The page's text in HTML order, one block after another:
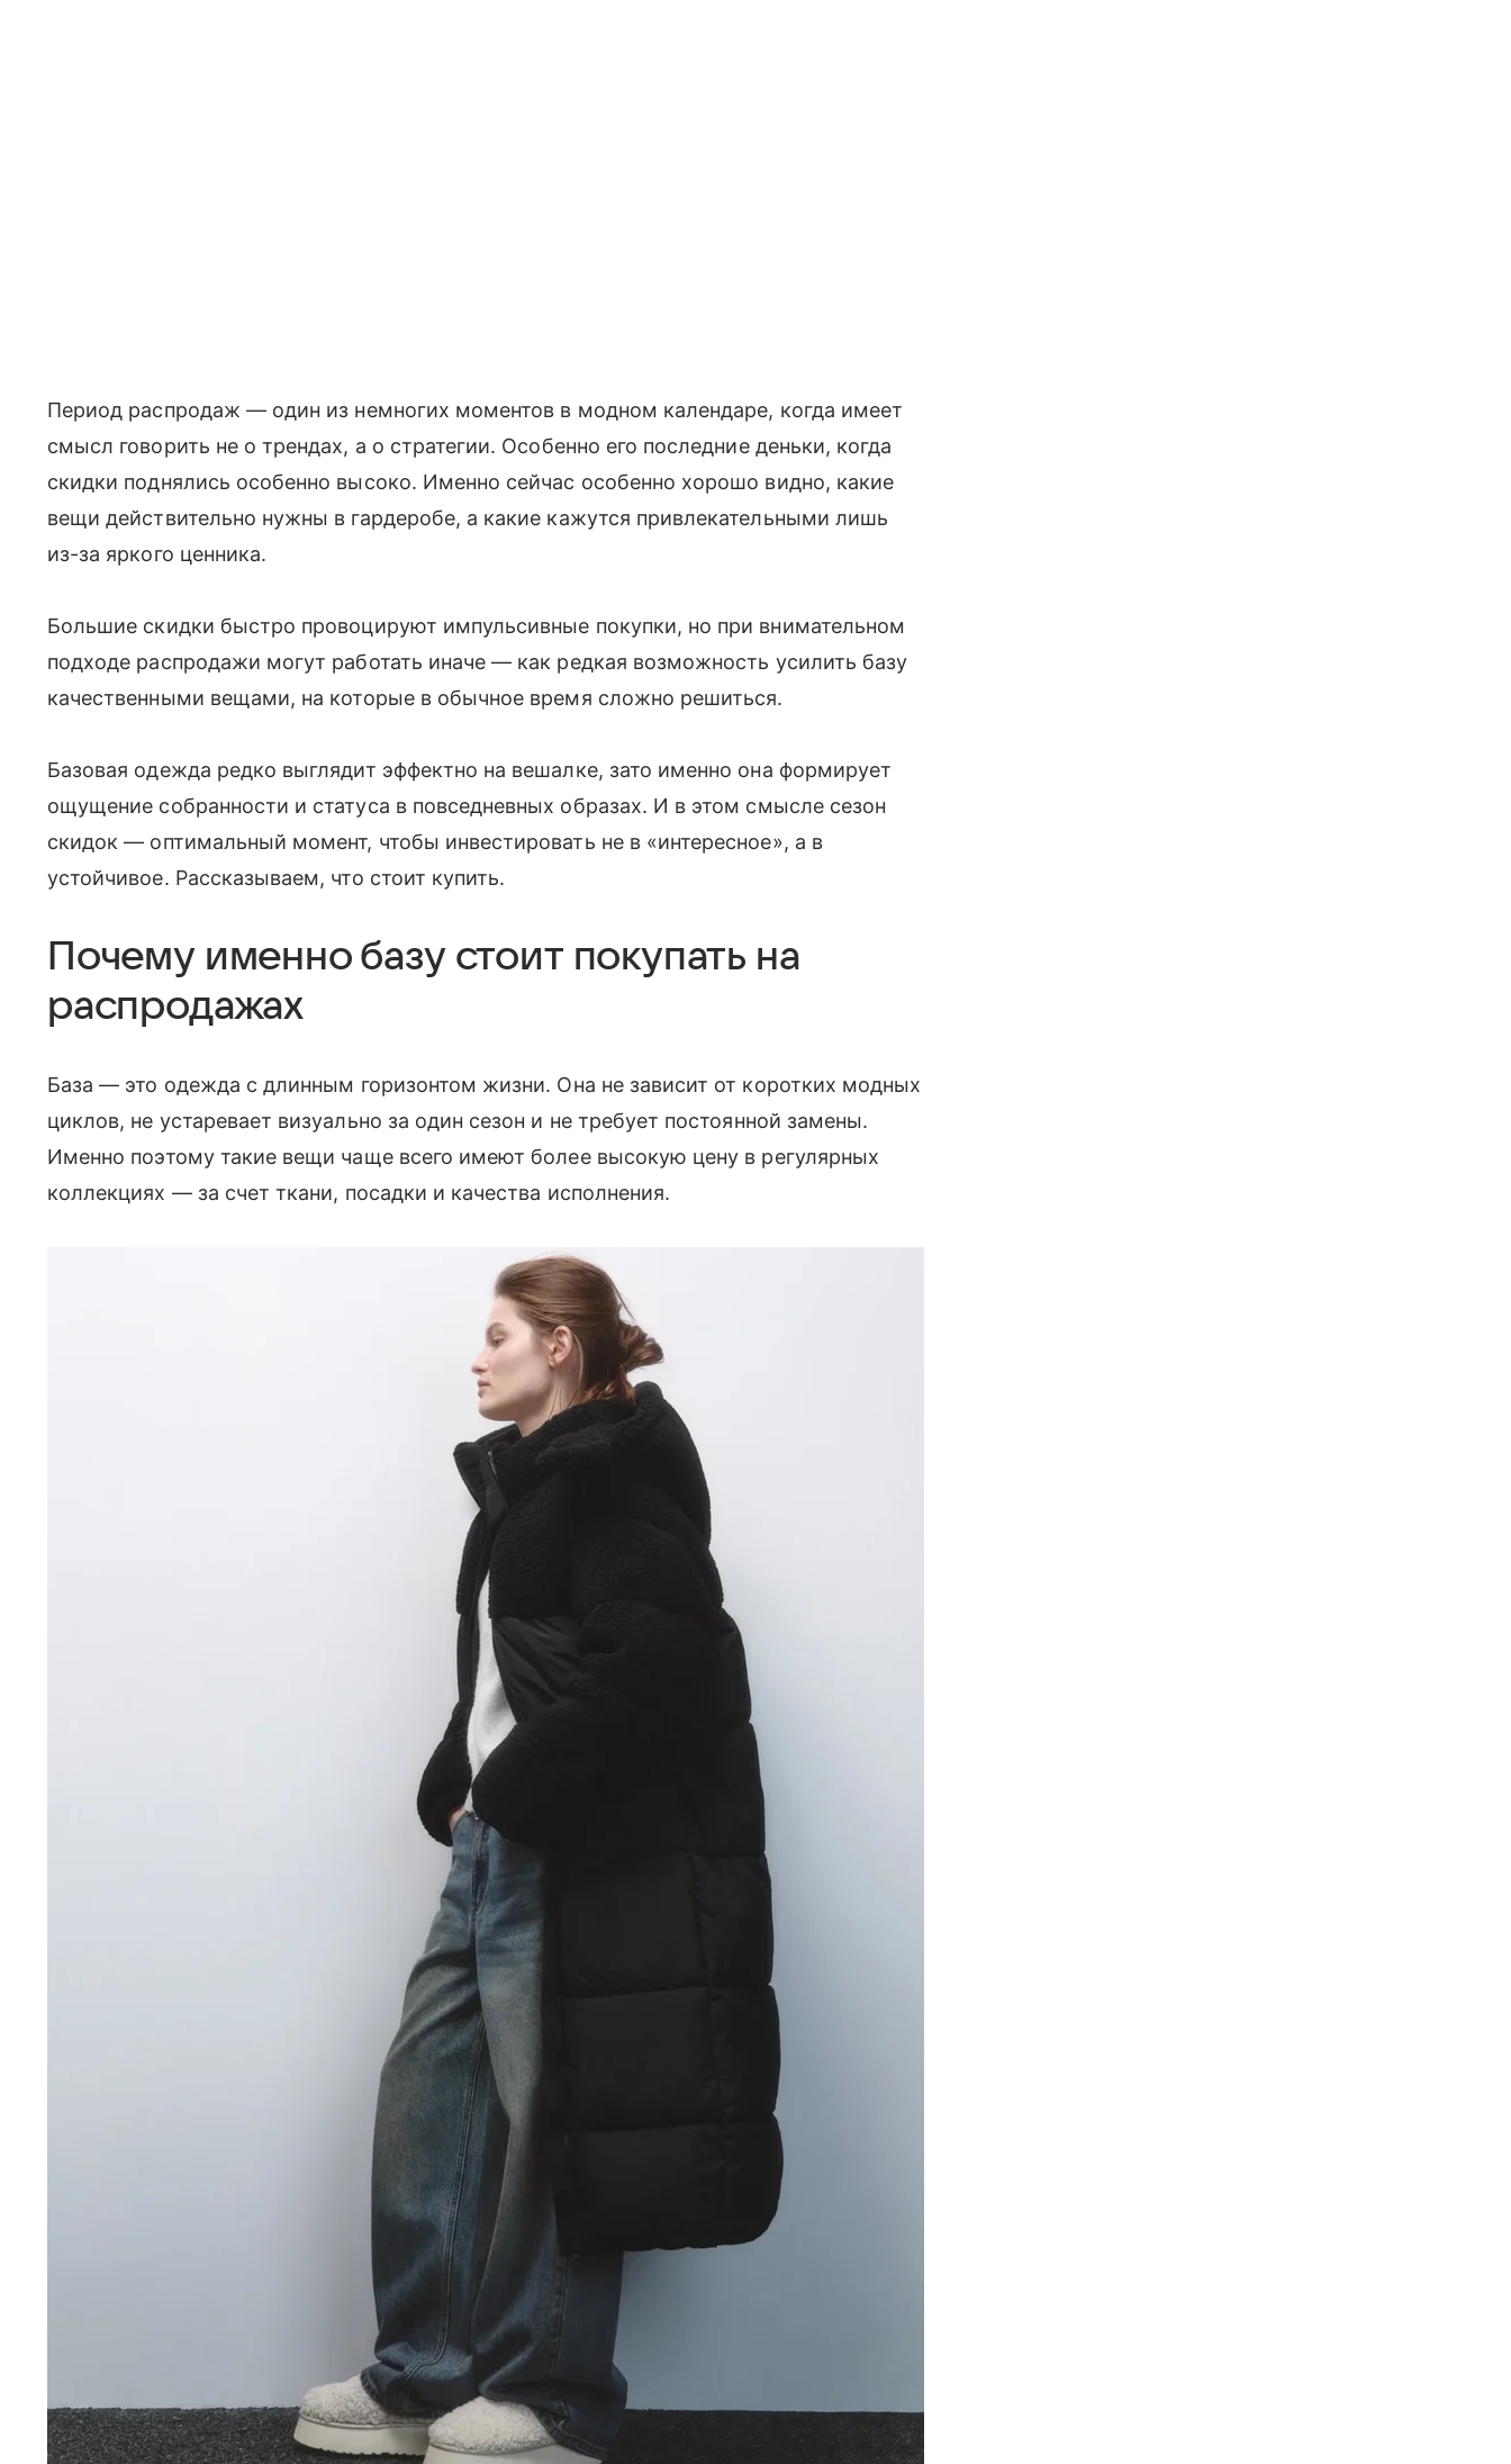
Период распродаж — один из немногих моментов в модном календаре, когда имеет
смысл говорить не о трендах, а о стратегии. Особенно его последние деньки, когда
скидки поднялись особенно высоко. Именно сейчас особенно хорошо видно, какие
вещи действительно нужны в гардеробе, а какие кажутся привлекательными лишь
из-за яркого ценника.
Большие скидки быстро провоцируют импульсивные покупки, но при внимательном
подходе распродажи могут работать иначе — как редкая возможность усилить базу
качественными вещами, на которые в обычное время сложно решиться.
Базовая одежда редко выглядит эффектно на вешалке, зато именно она формирует
ощущение собранности и статуса в повседневных образах. И в этом смысле сезон
скидок — оптимальный момент, чтобы инвестировать не в «интересное», а в
устойчивое. Рассказываем, что стоит купить.
Почему именно базу стоит покупать на
распродажах
База — это одежда с длинным горизонтом жизни. Она не зависит от коротких модных
циклов, не устаревает визуально за один сезон и не требует постоянной замены.
Именно поэтому такие вещи чаще всего имеют более высокую цену в регулярных
коллекциях — за счет ткани, посадки и качества исполнения.